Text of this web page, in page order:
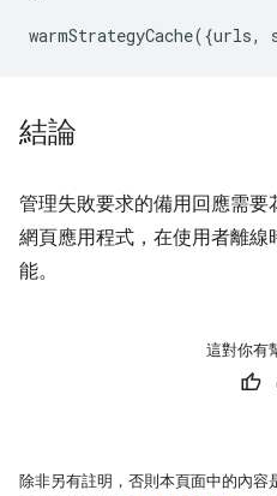
warmStrategyCache({urls,
結論
管理失敗要求的備用回應需
網頁應用程式，在使用者離
能。
這對你有
除非另有註明，否則本頁面中的內容